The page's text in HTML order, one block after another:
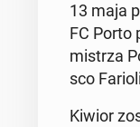
13 maja
FC Porto
mistrza
sco
Kiwior